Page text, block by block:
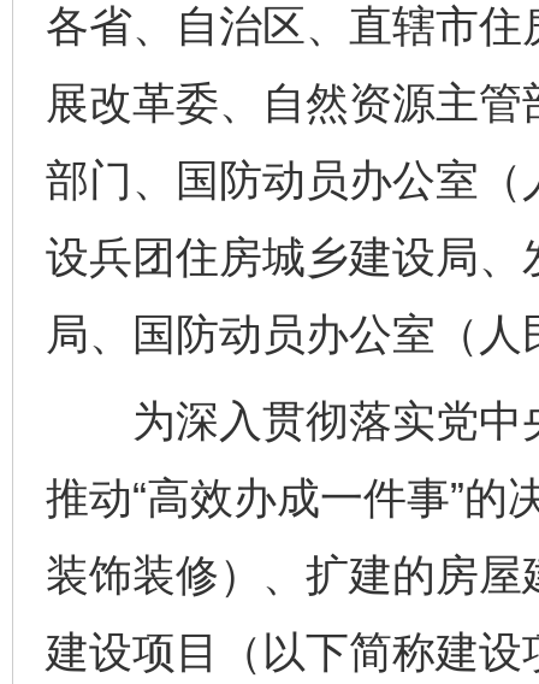
各省、自治区、直辖市
展改革委、自然资源主
部门、国防动员办公室
设兵团住房城乡建设局
局、国防动员办公室（
为深入贯彻落实党中
推动“高效办成一件事”的
装饰装修）、扩建的房
建设项目（以下简称建设